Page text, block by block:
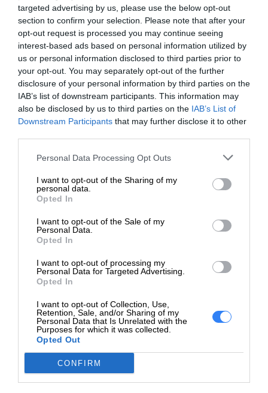
targeted advertising by us, please use the below opt-out
section to confirm your selection. Please note that after your
opt-out request is processed you may continue seeing
interest-based ads based on personal information utilized by
us or personal information disclosed to third parties prior to
your opt-out. You may separately opt-out of the further
disclosure of your personal information by third parties on the
IAB’s list of downstream participants. This information may
also be disclosed by us to third parties on the IAB’s List of
Downstream Participants that may further disclose it to other
Personal Data Processing Opt Outs
I want to opt-out of the Sharing of my
personal data.
Opted In
I want to opt-out of the Sale of my
Personal Data.
Opted In
I want to opt-out of processing my
Personal Data for Targeted Advertising.
Opted In
I want to opt-out of Collection, Use,
Retention, Sale, and/or Sharing of my
Personal Data that Is Unrelated with the
Purposes for which it was collected.
Opted Out
CONFIRM
skalowalnymi trybami mocy 65 W i 90 W.
Ogólne
Typ produktu Replikator portów
Szerokość 14 cm
Głębokość 7 cm
Wysokość 2 cm
Rozszerzenie / połączenie
Interfejsy
1 x audio/wideo - HDMI 1 x
ekran / video - VGA 2 x USB 2.0
Gwarancja producenta
wsparcie
lata
Wielkość i waga (ładunek)
Szerokość
transportowa